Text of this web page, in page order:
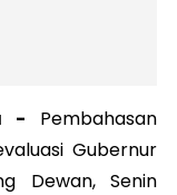
- Pembahasan
Gubernur
Dewan, Senin